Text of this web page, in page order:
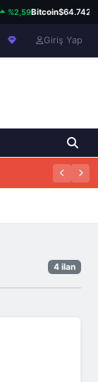
%2,59Bitcoin$64.742
Giriş Yap
4 ilan